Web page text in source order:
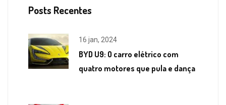
Posts Recentes
16 jan, 2024
BYD U9: O carro elétrico com
quatro motores que pula e dança